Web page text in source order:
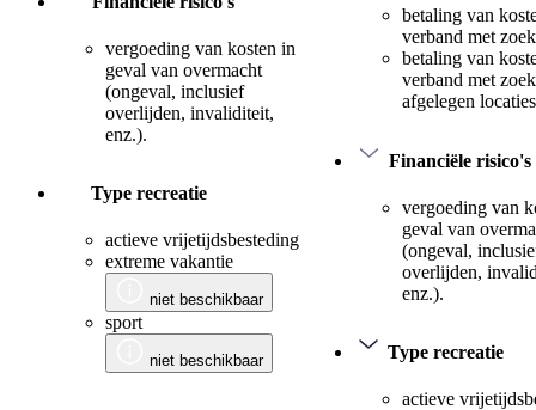
vergoeding van kosten in
geval van overmacht
(ongeval, inclusief
overlijden, invaliditeit,
enz.).
Type recreatie
actieve vrijetijdsbesteding
extreme vakantie
niet beschikbaar
sport
niet beschikbaar
betaling van
verband met
betaling van
verband met
afgelegen locaties
Financiële risico's
vergoeding van
geval van
(ongeval,
overlijden,
enz.).
Type recreatie
actieve